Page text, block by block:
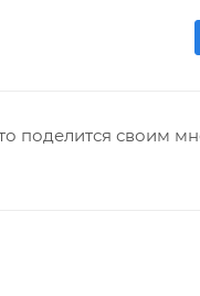
поделится своим